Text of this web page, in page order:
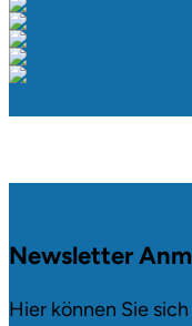
Newsletter
Hier können Sie